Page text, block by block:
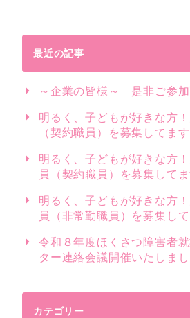
最近の記事
～企業の皆様～ 是非ご参加
明るく、子どもが好きな方
（契約職員）を募集してます
明るく、子どもが好きな方
員（契約職員）を募集してま
明るく、子どもが好きな方
員（非常勤職員）を募集して
令和８年度ほくさつ障害者
ター連絡会議開催いたしまし
カテゴリー